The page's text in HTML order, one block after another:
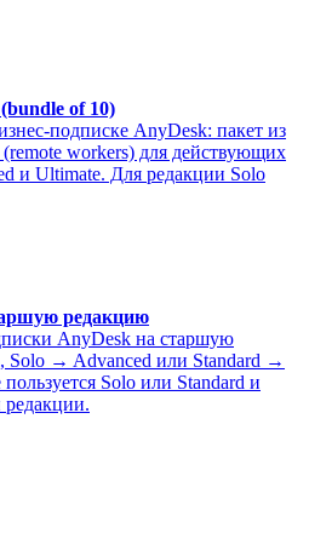
of 10)
подписке AnyDesk: пакет из
workers) для действующих
и Ultimate. Для редакции Solo
редакцию
AnyDesk на старшую
Solo → Advanced или Standard →
Solo или Standard и